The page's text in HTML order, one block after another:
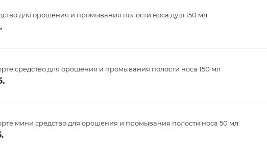
для орошения и промывания полости носа душ 150 мл
средство для орошения и промывания полости носа 150 мл
мини средство для орошения и промывания полости носа 50 мл